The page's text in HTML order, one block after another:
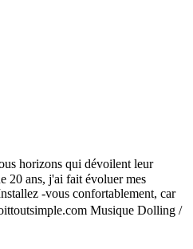
horizons qui dévoilent leur
20 ans, j'ai fait évoluer mes
-vous confortablement, car
Musique Dolling /